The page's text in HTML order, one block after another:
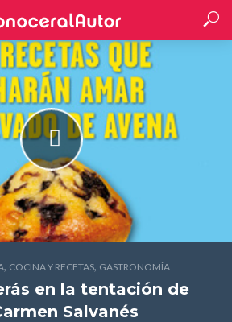
, COCINA Y RECETAS, GASTRONOMÍA
en la tentación de
Salvanés